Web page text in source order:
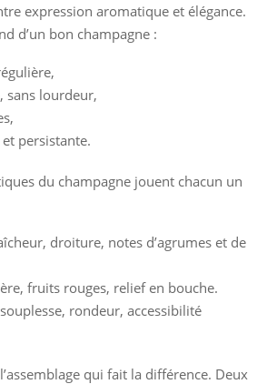
expression aromatique et élégance.
d’un bon champagne :
sans lourdeur,
persistante.
du champagne jouent chacun un
droiture, notes d’agrumes et de
fruits rouges, relief en bouche.
rondeur, accessibilité
qui fait la différence. Deux